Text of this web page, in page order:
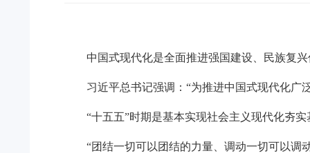
中国式现代化是全面推进强国建设、民族复
习近平总书记强调：“为推进中国式现代化广
“十五五”时期是基本实现社会主义现代化夯
“团结一切可以团结的力量、调动一切可以调